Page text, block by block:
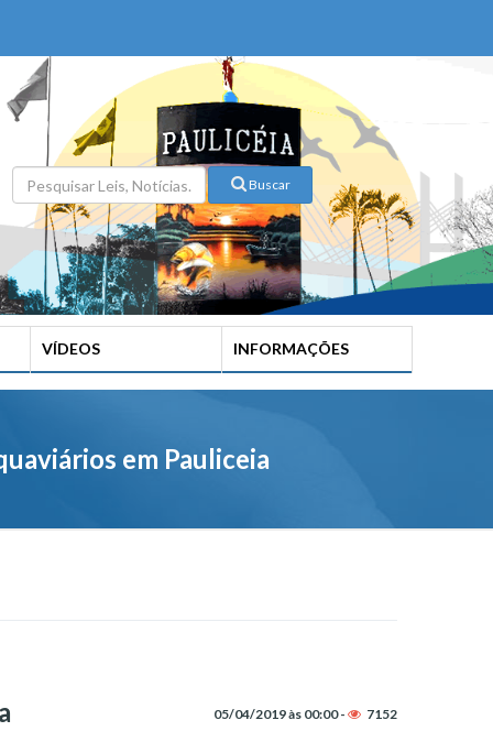
Buscar
VÍDEOS INFORMAÇÕES
em Pauliceia
05/04/2019 às 00:00 - 7152